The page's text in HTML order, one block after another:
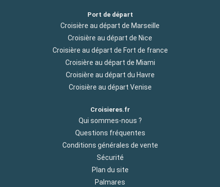
Port de départ
Croisière au départ de Marseille
Croisière au départ de Nice
Croisière au départ de Fort de france
Croisière au départ de Miami
Croisière au départ du Havre
Croisière au départ Venise
Croisieres.fr
Qui sommes-nous ?
Questions fréquentes
Conditions générales de vente
Sécurité
Plan du site
Palmares